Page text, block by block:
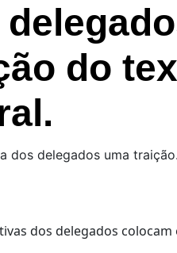
do
dos delegados uma